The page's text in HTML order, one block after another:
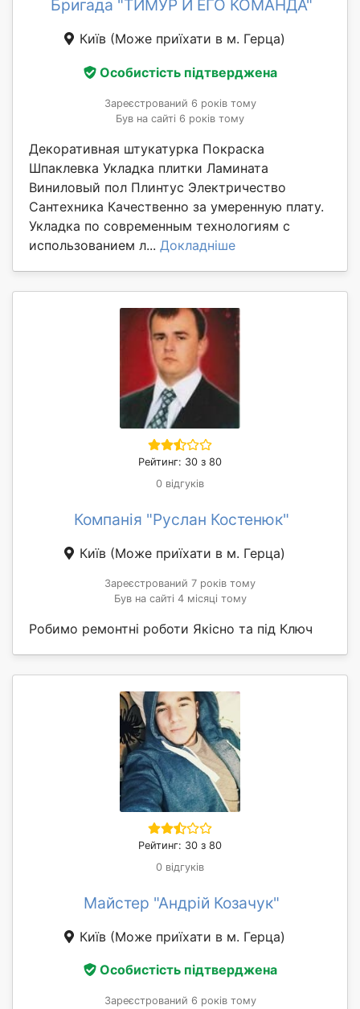
Бригада "ТИМУР И ЕГО КОМАНДА"
Київ (Може приїхати в м. Герца)
Особистість підтверджена
Зареєстрований 6 років тому
Був на сайті 6 років тому
Декоративная штукатурка Покраска
Шпаклевка Укладка плитки Ламината
Виниловый пол Плинтус Электричество
Сантехника Качественно за умеренную плату.
Укладка по современным технологиям с
использованием л... Докладніше
Рейтинг: 30 з 80
0 відгуків
Компанія "Руслан Костенюк"
Київ (Може приїхати в м. Герца)
Зареєстрований 7 років тому
Був на сайті 4 місяці тому
Робимо ремонтні роботи Якісно та під Ключ
Рейтинг: 30 з 80
0 відгуків
Майстер "Андрій Козачук"
Київ (Може приїхати в м. Герца)
Особистість підтверджена
Зареєстрований 6 років тому